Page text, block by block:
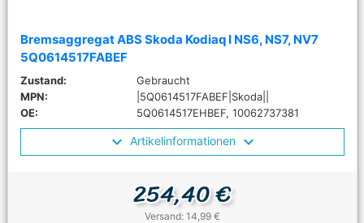
Bremsaggregat ABS Skoda Kodiaq I NS6, NS7, NV7
5Q0614517FABEF
Zustand:
Gebraucht
MPN:
|5Q0614517FABEF|Skoda||
OE:
5Q0614517EHBEF, 10062737381
Artikelinformationen
254,40 €
Versand: 14,99 €